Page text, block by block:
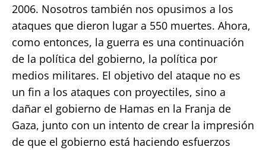
2006. Nosotros también nos opusimos a los
ataques que dieron lugar a 550 muertes. Ahora,
como entonces, la guerra es una continuación
de la política del gobierno, la política por
medios militares. El objetivo del ataque no es
un fin a los ataques con proyectiles, sino a
dañar el gobierno de Hamas en la Franja de
Gaza, junto con un intento de crear la impresión
de que el gobierno está haciendo esfuerzos